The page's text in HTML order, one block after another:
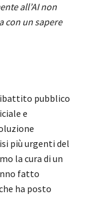
all’AI non
con un sapere
pubblico
e
più urgenti del
la cura di un
fatto
ha posto